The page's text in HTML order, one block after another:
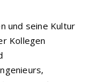
und seine Kultur
Kollegen